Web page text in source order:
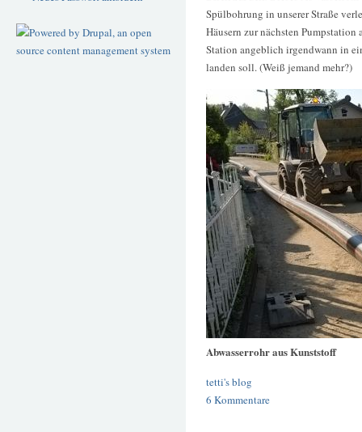
Spülbohrung in unserer Straße
Häusern zur nächsten Pumpstation
Station angeblich irgendwann in
landen soll. (Weiß jemand mehr?)
Abwasserrohr aus Kunststoff
tetti's blog
6 Kommentare